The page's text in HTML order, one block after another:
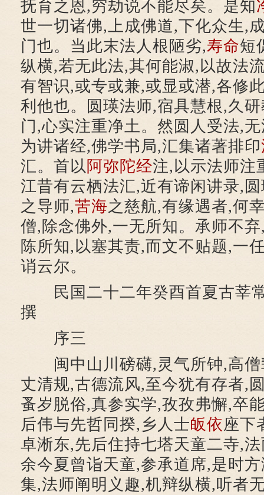
抚育之恩,穷劫说不能尽矣。是知
世一切诸佛,上成佛道,下化众生,
门也。当此末法人根陋劣,寿命短
纵横,若无此法,其何能淑,以故法
有智识,或专或兼,或显或潜,各修
利他也。圆瑛法师,宿具慧根,久
门,心实注重净土。然圆人受法,
为讲诸经,佛学书局,汇集诸著排印
汇。首以 阿弥陀经注,以示法师注
江昔有云栖法汇,近有谛闲讲录,
之导师,苦海之慈航,有缘遇者,何
僧,除念佛外,一无所知。承师不
陈所知,以塞其责,而文不贴题,一
诮云尔。
民国二十二年癸酉首夏古莘
撰
序三
闽中山川磅礴,灵气所钟,高僧
丈清规,古德流风,至今犹有存者,
蚤岁脱俗,真参实学,孜孜弗懈,卒
后伟与先哲同揆,乡人士皈依座下
卓淅东,先后住持七塔天童二寺,
余今夏曾诣天童,参承道席,是时
集,法师阐明义趣,机辩纵横,听者